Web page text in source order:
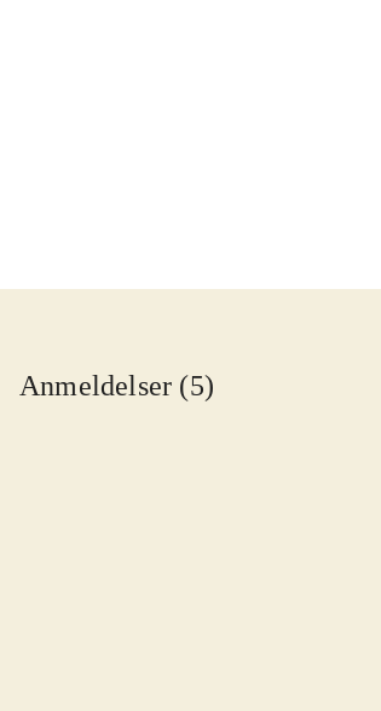
Anmeldelser (5)